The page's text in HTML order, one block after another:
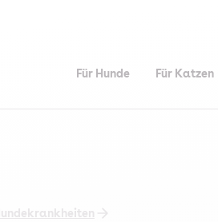
Für Hunde Für Katzen